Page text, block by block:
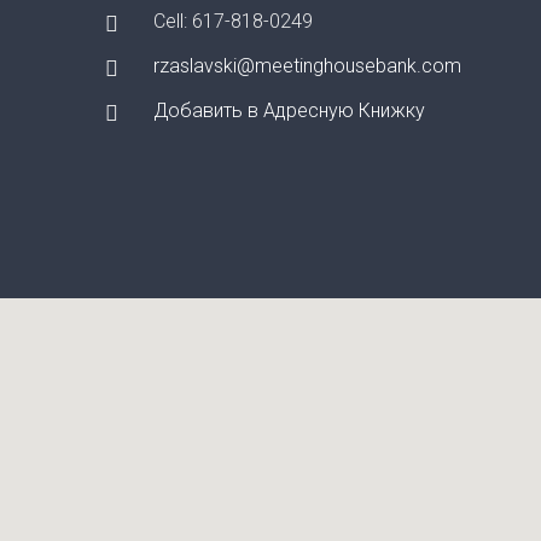
Cell: 617-818-0249
rzaslavski@meetinghousebank.com
Добавить в Адресную Книжку